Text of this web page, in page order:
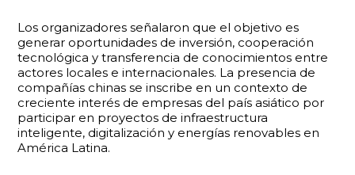
Los organizadores señalaron que el objetivo es
generar oportunidades de inversión, cooperación
tecnológica y transferencia de conocimientos entre
actores locales e internacionales. La presencia de
compañías chinas se inscribe en un contexto de
creciente interés de empresas del país asiático por
participar en proyectos de infraestructura
inteligente, digitalización y energías renovables en
América Latina.